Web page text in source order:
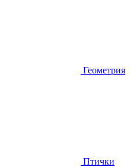
Геометрия
Птички